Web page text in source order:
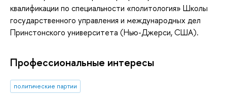
квалификации по специальности «политология» Школы
государственного управления и международных дел
Принстонского университета (Нью-Джерси, США).
Профессиональные интересы
политические партии